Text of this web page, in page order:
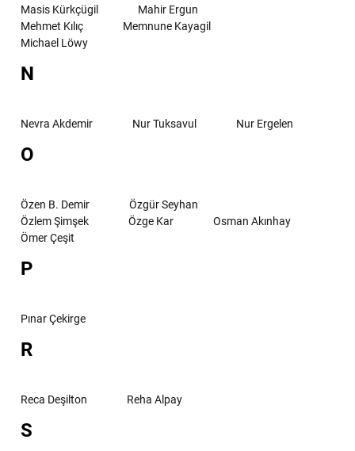
Masis Kürkçügil
Mahir Ergun
Mehmet Kılıç
Memnune Kayagil
Michael Löwy
N
Nevra Akdemir Nur Tuksavul Nur Ergelen
O
Özen B. Demir
Özgür Seyhan
Özlem Şimşek
Özge Kar
Osman Akınhay
Ömer Çeşit
P
Pınar Çekirge
R
Reca Deşilton Reha Alpay
S